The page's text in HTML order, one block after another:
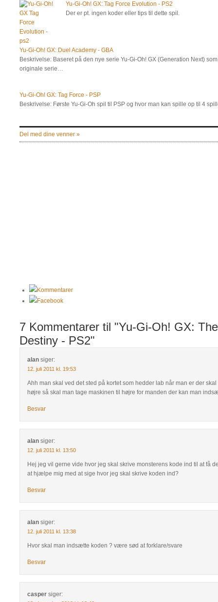
Yu-Gi-Oh! GX: Tag Force Evolution - PS2
Der er pt. ingen koder eller tips til dette spil.
Yu-Gi-Oh! GX: Duel Academy - GBA
Beskrivelse: Baseret på den nye serie Yu-Gi-Oh! GX (Generation Next)
originale serie…
Yu-Gi-Oh! GX: Tag Force - PSP
Beskrivelse: Første Yu-Gi-Oh spil til PSP og hvor man kan spille op til 4
Del med dine venner »
Kommentarer
Facebook
7 Kommentarer til "Yu-Gi-Oh! GX:
Destiny - PS2"
alan siger:
12. juli 2011 kl. 19:53
Ahh man skal ved det sted på kortet som hedder lab når man er der
højre så skal man tage maskinen til højre for manden der kan man
Besvar
alan siger:
12. juli 2011 kl. 13:50
Hej jeg vil gerne vide hvor jeg skal skrive monsterens kode ind til at få
at hjælpe mig med at sige hvor jeg skal skrive koden ind?
Besvar
alan siger:
12. juli 2011 kl. 13:38
Hvor skal man indsætte koden ? være sød at forklare/svare
Besvar
casper siger: